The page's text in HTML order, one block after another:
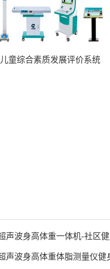
儿童综合素质发展评价系统